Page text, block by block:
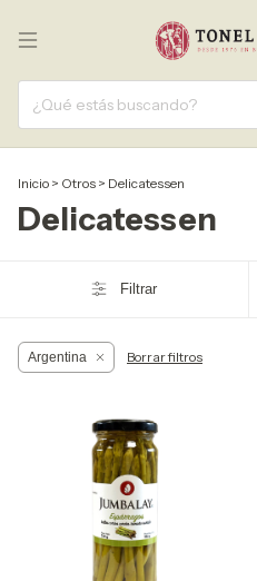
Inicio > Otros > Delicatessen
Delicatessen
Filtrar
Argentina Borrar filtros